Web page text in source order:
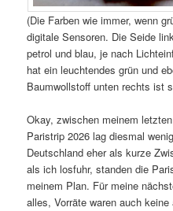
(Die Farben wie immer, wenn
digitale Sensoren. Die Seide
petrol und blau, je nach
hat ein leuchtendes grün und
Baumwollstoff unten rechts ist
Okay, zwischen meinem
Paristrip 2026 lag diesmal
Deutschland eher als kurze
als ich losfuhr, standen die
meinem Plan. Für meine
alles, Vorräte waren auch keine